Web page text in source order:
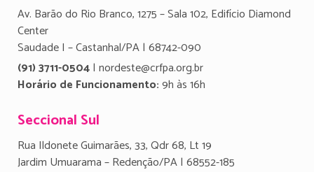
Av. Barão do Rio Branco, 1275 – Sala 102, Edifício Diamond
Center
Saudade I – Castanhal/PA | 68742-090
(91) 3711-0504| nordeste@crfpa.org.br
Horário de Funcionamento:9h às 16h
Seccional Sul
Rua Ildonete Guimarães, 33, Qdr 68, Lt 19
Jardim Umuarama – Redenção/PA | 68552-185